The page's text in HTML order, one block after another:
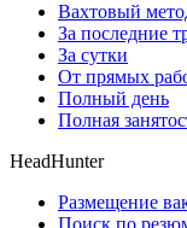
Вахтовый
За последние
За сутки
От прямых
Полный день
Полная
HeadHunter
Размещение
Поиск по